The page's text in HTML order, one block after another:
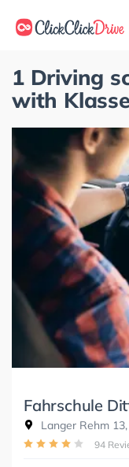
1 Driving
with
Fahrschule
Langer Rehm
94